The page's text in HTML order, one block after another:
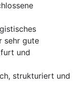
sehr gute
und
strukturiert und